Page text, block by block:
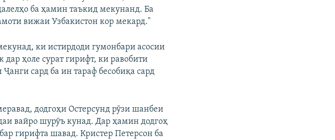
ба ҳамин таъкид мекунанд. Ба
вижаи Узбакистон кор мекард."
ки истирдоди гумонбари асосии
ҳоле сурат гирифт, ки равобити
сард ба ин тараф бесобиқа сард
додгоҳи Остерсунд рӯзи шанбеи
вайро шурӯъ кунад. Дар ҳамин додгоҳ
гирифта шавад. Кристер Петерсон ба